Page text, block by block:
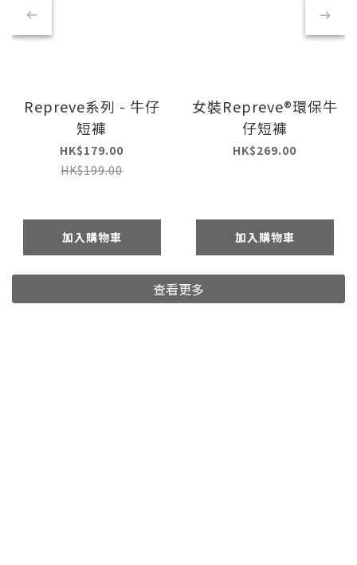
Repreve系列 - 牛仔
短褲
HK$179.00
HK$199.00
加入購物車
女裝Repreve®環保牛
仔短褲
HK$269.00
加入購物車
查看更多